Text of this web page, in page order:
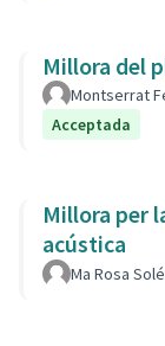
Millora del
Montserrat
Acceptada
Millora per
acústica
Ma Rosa Solé